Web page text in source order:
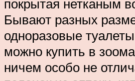
покрытая нетканым
Бывают разных
одноразовые
можно купить в
ничем особо не